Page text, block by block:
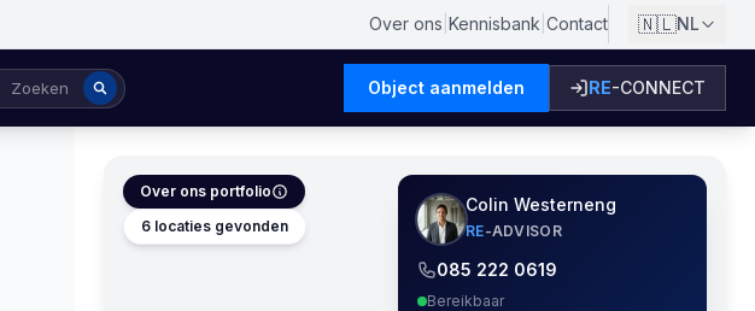
Over ons Kennisbank Contact 🇳🇱NL
Zoeken Object aanmelden RE-CONNECT
Over ons portfolio
6 locaties gevonden
Colin Westerneng
RE-ADVISOR
085 222 0619
Bereikbaar